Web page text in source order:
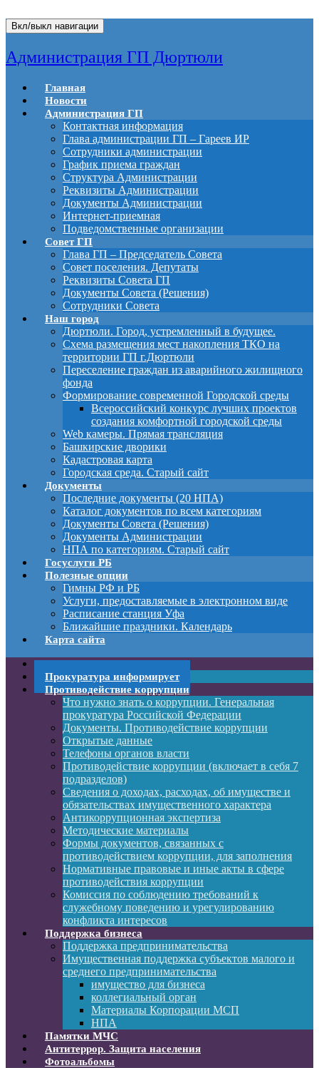
Вкл/выкл навигации
Администрация ГП Дюртюли
Главная
Новости
Администрация ГП
Контактная информация
Глава администрации ГП – Гареев ИР
Сотрудники администрации
График приема граждан
Структура Администрации
Реквизиты Администрации
Документы Администрации
Интернет-приемная
Подведомственные организации
Совет ГП
Глава ГП – Председатель Совета
Совет поселения. Депутаты
Реквизиты Совета ГП
Документы Совета (Решения)
Сотрудники Совета
Наш город
Дюртюли. Город, устремленный в будущее.
Схема размещения мест накопления ТКО на
территории ГП г.Дюртюли
Переселение граждан из аварийного жилищного
фонда
Формирование современной Городской среды
Всероссийский конкурс лучших проектов
создания комфортной городской среды
Web камеры. Прямая трансляция
Башкирские дворики
Кадастровая карта
Городская среда. Старый сайт
Документы
Последние документы (20 НПА)
Каталог документов по всем категориям
Документы Совета (Решения)
Документы Администрации
НПА по категориям. Старый сайт
Госуслуги РБ
Полезные опции
Гимны РФ и РБ
Услуги, предоставляемые в электронном виде
Расписание станция Уфа
Ближайшие праздники. Календарь
Карта сайта
Web камеры. Дюртюли
Прокуратура информирует
Противодействие коррупции
Что нужно знать о коррупции. Генеральная
прокуратура Российской Федерации
Документы. Противодействие коррупции
Открытые данные
Телефоны органов власти
Противодействие коррупции (включает в себя 7
подразделов)
Сведения о доходах, расходах, об имуществе и
обязательствах имущественного характера
Антикоррупционная экспертиза
Методические материалы
Формы документов, связанных с
противодействием коррупции, для заполнения
Нормативные правовые и иные акты в сфере
противодействия коррупции
Комиссия по соблюдению требований к
служебному поведению и урегулированию
конфликта интересов
Поддержка бизнеса
Поддержка предпринимательства
Имущественная поддержка субъектов малого и
среднего предпринимательства
имущество для бизнеса
коллегиальный орган
Материалы Корпорации МСП
НПА
Памятки МЧС
Антитеррор. Защита населения
Фотоальбомы